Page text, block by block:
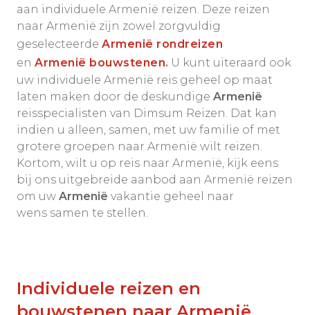
aan individuele Armenië reizen. Deze reizen
naar Armenië zijn zowel zorgvuldig
geselecteerde Armenië rondreizen
en Armenië bouwstenen. U kunt uiteraard ook
uw individuele Armenië reis geheel op maat
laten maken door de deskundige Armenië
reisspecialisten van Dimsum Reizen. Dat kan
indien u alleen, samen, met uw familie of met
grotere groepen naar Armenië wilt reizen.
Kortom, wilt u op reis naar Armenië, kijk eens
bij ons uitgebreide aanbod aan Armenië reizen
om uw Armenië vakantie geheel naar
wens samen te stellen.
Individuele reizen en